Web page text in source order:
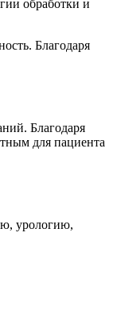
обработки и
Благодаря
Благодаря
для пациента
урологию,